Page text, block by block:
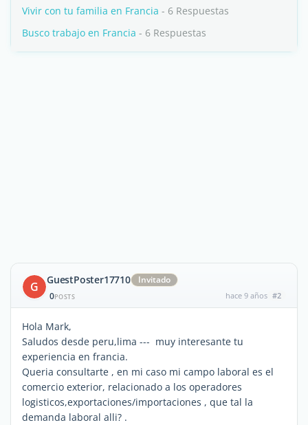
Vivir con tu familia en Francia - 6 Respuestas
Busco trabajo en Francia - 6 Respuestas
G GuestPoster17710
Invitado
0POSTS hace 9 años #2
Hola Mark,
Saludos desde peru,lima --- muy interesante tu
experiencia en francia.
Queria consultarte , en mi caso mi campo laboral es el
comercio exterior, relacionado a los operadores
logisticos,exportaciones/importaciones , que tal la
demanda laboral alli? .